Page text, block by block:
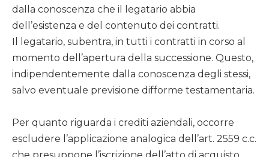
dalla conoscenza che il legatario abbia
dell’esistenza e del contenuto dei contratti.
Il legatario, subentra, in tutti i contratti in corso al
momento dell’apertura della successione. Questo,
indipendentemente dalla conoscenza degli stessi,
salvo eventuale previsione difforme testamentaria.
Per quanto riguarda i crediti aziendali, occorre
escludere l’applicazione analogica dell’art. 2559 c.c.